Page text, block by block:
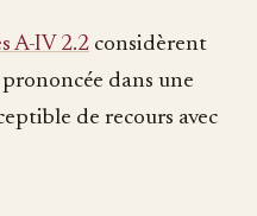
A-IV 2.2 considèrent
dans une
de recours avec